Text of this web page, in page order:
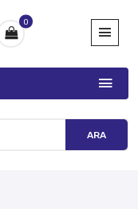
0
ARA